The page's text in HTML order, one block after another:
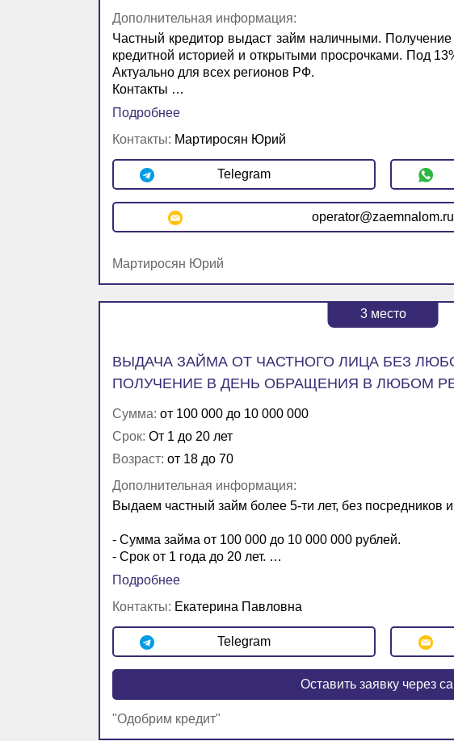
Дополнительная информация:
Частный кредитор выдаст займ наличными.
кредитной историей и открытыми просрочками. Под
Актуально для всех регионов РФ.
Контакты …
Подробнее
Контакты: Мартиросян Юрий
Telegram
operator@zaemnalom.ru
Мартиросян Юрий
3место
ВЫДАЧА ЗАЙМА ОТ ЧАСТНОГО ЛИЦА БЕЗ
ПОЛУЧЕНИЕ В ДЕНЬ ОБРАЩЕНИЯ В ЛЮБОМ
Сумма: от 100 000 до 10 000 000
Срок: От 1 до 20 лет
Возраст: от 18 до 70
Дополнительная информация:
Выдаем частный займ более 5-ти лет, без посредников
- Сумма займа от 100 000 до 10 000 000 рублей.
- Срок от 1 года до 20 лет. …
Подробнее
Контакты: Екатерина Павловна
Telegram
Оставить заявку через
"Одобрим кредит"